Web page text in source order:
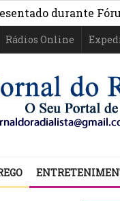
Fórum de
Rádios Online